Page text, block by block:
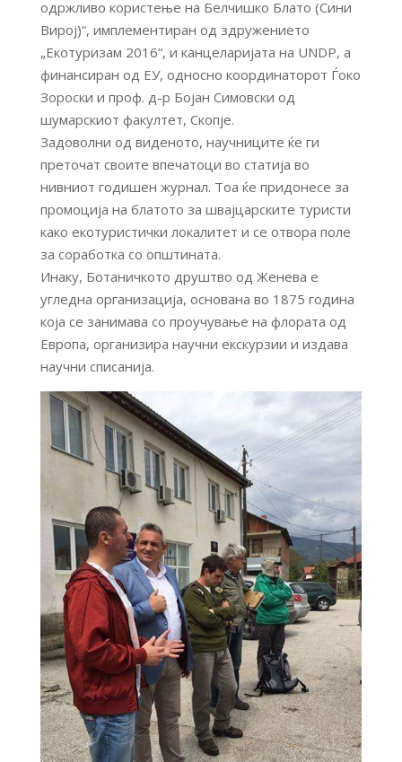
одржливо користење на Белчишко Блато (Сини
Вирој)“, имплементиран од здружението
„Екотуризам 2016“, и канцеларијата на UNDP, а
финансиран од ЕУ, односно координаторот Ѓоко
Зороски и проф. д-р Бојан Симовски од
шумарскиот факултет, Скопје.
Задоволни од виденото, научниците ќе ги
преточат своите впечатоци во статија во
нивниот годишен журнал. Тоа ќе придонесе за
промоција на блатото за швајцарските туристи
како екотуристички локалитет и се отвора поле
за соработка со општината.
Инаку, Ботаничкото друштво од Женева е
угледна организација, основана во 1875 година
која се занимава со проучување на флората од
Европа, организира научни екскурзии и издава
научни списанија.